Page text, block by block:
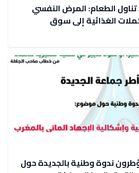
اضطراب الشراهة عند تناول الطعام: المرض النفسي
الغذائية إلى سوق
ندوة وطنية بالجديدة حول